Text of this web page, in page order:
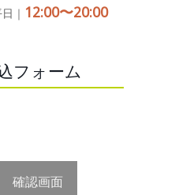
｜ 12:00〜20:00
フォーム
確認画面